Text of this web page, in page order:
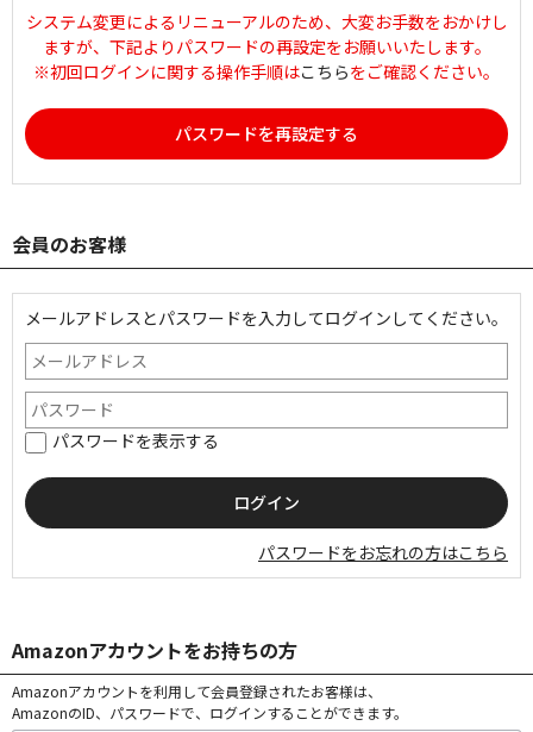
システム変更によるリニューアルのため、大変お手数をおかけし
ますが、下記よりパスワードの再設定をお願いいたします。
※初回ログインに関する操作手順はこちらをご確認ください。
パスワードを再設定する
会員のお客様
メールアドレスとパスワードを入力してログインしてください。
パスワードを表示する
パスワードをお忘れの方はこちら
Amazonアカウントをお持ちの方
Amazonアカウントを利用して会員登録されたお客様は、
AmazonのID、パスワードで、ログインすることができます。